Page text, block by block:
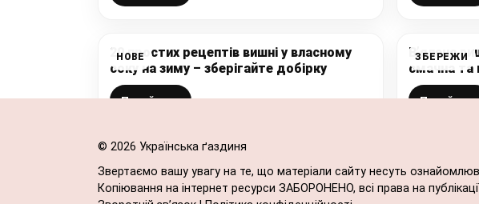
НОВЕ
20 простих рецептів вишні у власному
соку на зиму – зберігайте добірку
Перейти →
ЗБЕРЕЖИ
В’ялена
смачна та
вишневого
Перейти →
© 2026 Українська ґаздиня
Звертаємо вашу увагу на те, що матеріали сайту несуть
Копіювання на інтернет ресурси ЗАБОРОНЕНО, всі права на